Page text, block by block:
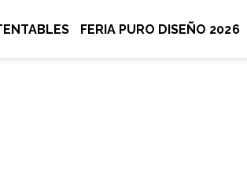
FERIA PURO DISEÑO 2026